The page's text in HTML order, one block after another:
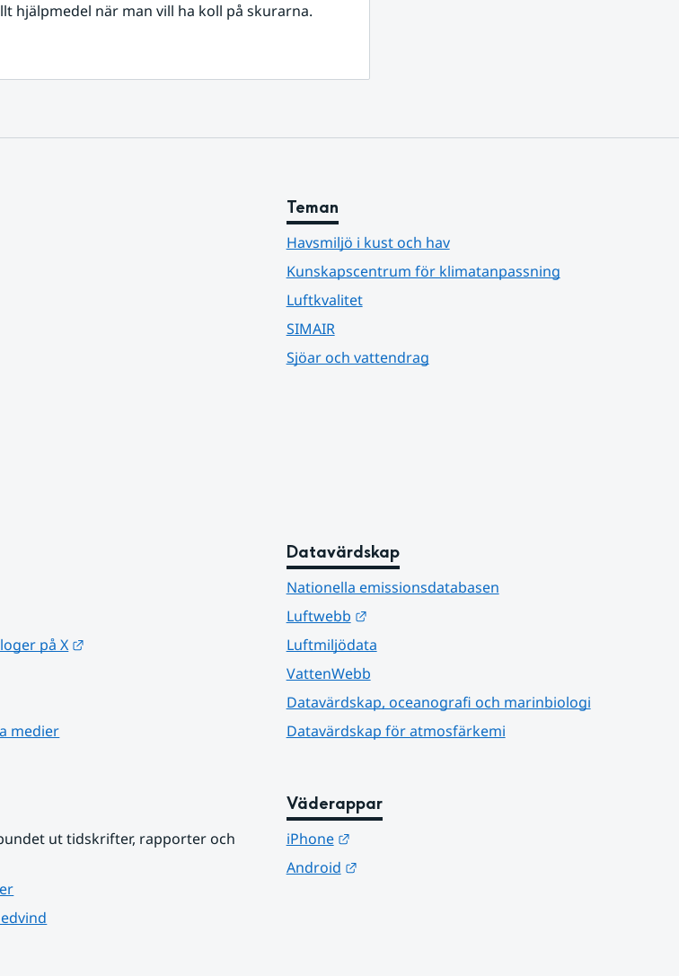
hjälpmedel när man vill ha koll på skurarna.
Teman
Havsmiljö i kust och hav
Kunskapscentrum för klimatanpassning
Luftkvalitet
SIMAIR
Sjöar och vattendrag
på X
medier
Datavärdskap
Nationella emissionsdatabasen
Luftwebb
Länk till annan webbplats.
Luftmiljödata
VattenWebb
Datavärdskap, oceanografi och marinbiologi
Datavärdskap för atmosfärkemi
ut tidskrifter, rapporter och
Väderappar
iPhone
Länk till annan webbplats.
Android
Länk till annan webbplats.